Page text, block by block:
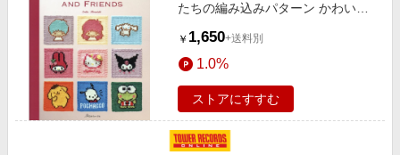
たちの編み込みパターン かわいい
￥ 1,650+送料別
1.0%
ストアにすすむ